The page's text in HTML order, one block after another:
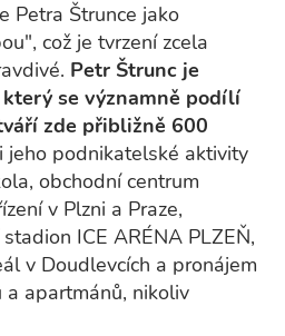
Petra Štrunce jako
což je tvrzení zcela
Petr Štrunc je
se významně podílí
zde přibližně 600
jeho podnikatelské aktivity
obchodní centrum
v Plzni a Praze,
ICE ARÉNA PLZEŇ,
v Doudlevcích a pronájem
apartmánů, nikoliv